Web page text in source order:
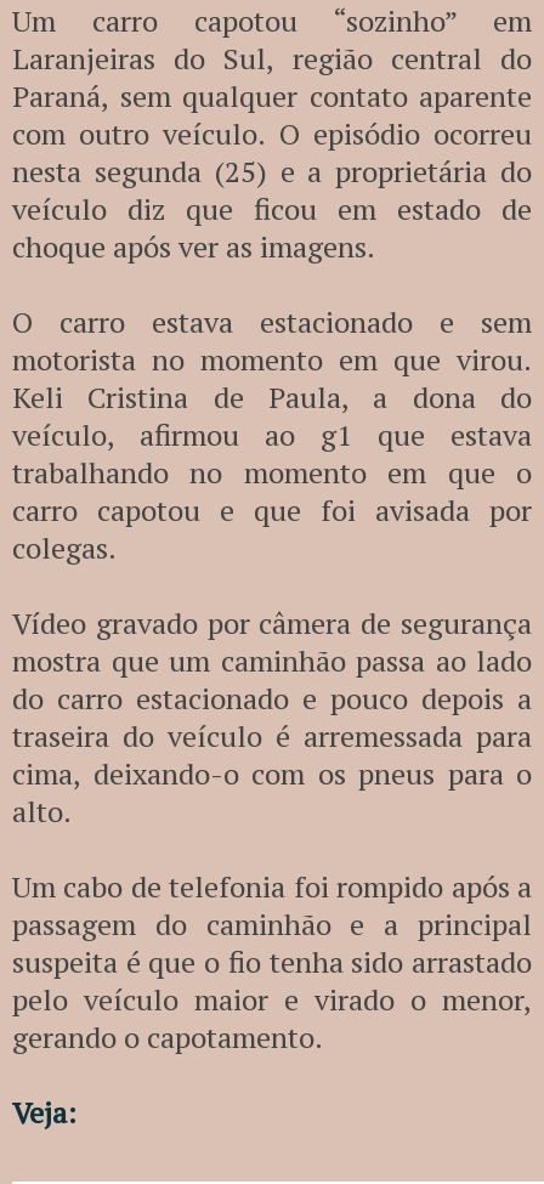
Um carro capotou “sozinho” em
Laranjeiras do Sul, região central do
Paraná, sem qualquer contato aparente
com outro veículo. O episódio ocorreu
nesta segunda (25) e a proprietária do
veículo diz que ficou em estado de
choque após ver as imagens.
O carro estava estacionado e sem
motorista no momento em que virou.
Keli Cristina de Paula, a dona do
veículo, afirmou ao g1 que estava
trabalhando no momento em que o
carro capotou e que foi avisada por
colegas.
Vídeo gravado por câmera de segurança
mostra que um caminhão passa ao lado
do carro estacionado e pouco depois a
traseira do veículo é arremessada para
cima, deixando-o com os pneus para o
alto.
Um cabo de telefonia foi rompido após a
passagem do caminhão e a principal
suspeita é que o fio tenha sido arrastado
pelo veículo maior e virado o menor,
gerando o capotamento.
Veja: